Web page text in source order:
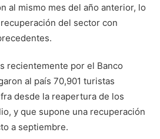
al mismo mes del año anterior, lo
del sector con
recientemente por el Banco
al país 70,901 turistas
desde la reapertura de los
y que supone una recuperación
a septiembre.